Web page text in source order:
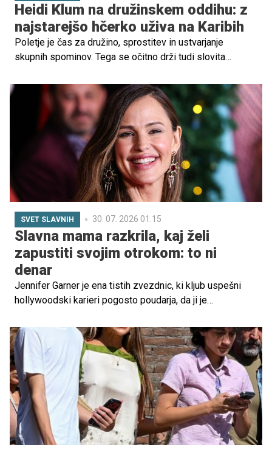
Heidi Klum na družinskem oddihu: z
najstarejšo hčerko uživa na Karibih
Poletje je čas za družino, sprostitev in ustvarjanje
skupnih spominov. Tega se očitno drži tudi slovita
brezskrbnim oddihom na Karibih. Na jahti v bližini otoka
Saint Barthélemy ji je družbo delala hčerka Leni Klum
skupaj s svojim partnerjem Arisom Rachevskyjem.
SVET SLAVNIH 30. 07. 2026 01.15
Slavna mama razkrila, kaj želi
zapustiti svojim otrokom: to ni
denar
Jennifer Garner je ena tistih zvezdnic, ki kljub uspešni
hollywoodski karieri pogosto poudarja, da ji je
v nedavnem intervjuju spregovorila o svojih treh otrocih in
razkrila, katera vrednota je po njenem mnenju
najdragocenejša dediščina, ki jo lahko prenese nanje.